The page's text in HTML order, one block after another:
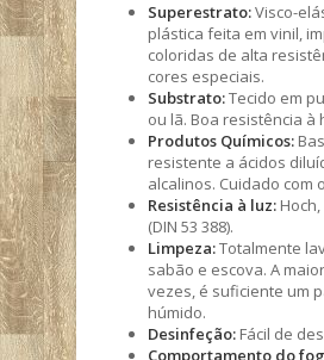
Superestrato:Visco-
plástica feita em vinil,
coloridas de alta
cores especiais.
Substrato:Tecido em
ou lã. Boa resistência à
Produtos Químicos:
resistente a ácidos
alcalinos. Cuidado com
Resistência à luz:
(DIN 53 388).
Limpeza:Totalmente
sabão e escova. A
vezes, é suficiente um
húmido.
Desinfeção: Fácil de
Comportamento do